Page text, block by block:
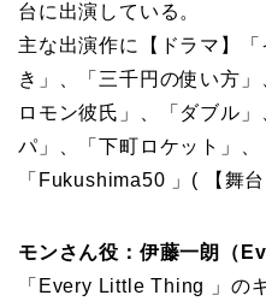
台に出演している。
主な出演作に【ドラマ】
き」、「三千円の使い方
ロモン彼氏」、「ダブル
パ」、「下町ロケット」、
「Fukushima50 」( 【舞
モンさん役：伊藤一朗（
「Every Little Thing 」の